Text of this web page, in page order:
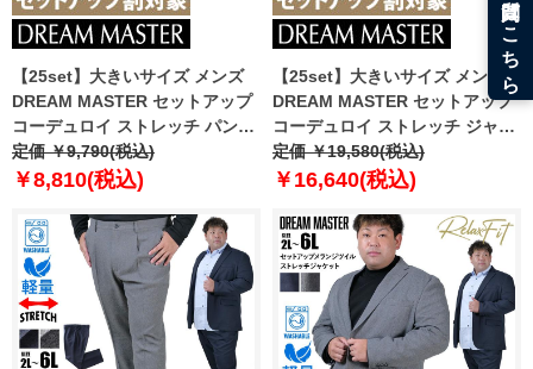
【25set】大きいサイズ メンズ
DREAM MASTER セットアップ
コーデュロイ ストレッチ パンツ
リラックスフィット 軽量 ウォッ
シャブル イージーケア ライフス
定価 ￥9,790(税込)
￥8,810(税込)
【25set】大きいサイズ メンズ
DREAM MASTER セットアップ
コーデュロイ ストレッチ ジャケ
ット リラックスフィット 軽量 ウ
ォッシャブル イージーケア ライ
定価 ￥19,580(税込)
￥16,640(税込)